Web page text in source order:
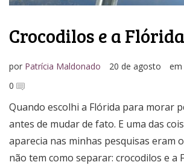
Crocodilos e a Flórida
por Patrícia Maldonado 20 de agosto em
0
Quando escolhi a Flórida para morar
antes de mudar de fato. E uma das
aparecia nas minhas pesquisas eram
não tem como separar: crocodilos e a